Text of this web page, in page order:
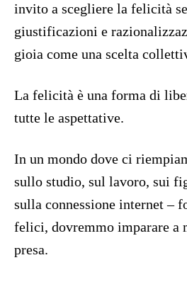
invito a scegliere la felicità
giustificazioni e
gioia come una scelta
La felicità è una forma di
tutte le aspettative.
In un mondo dove ci
sullo studio, sul lavoro, sui
sulla connessione internet –
felici, dovremmo imparare a
presa.